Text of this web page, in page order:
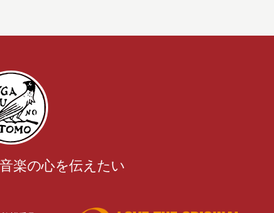
楽の心を伝えたい